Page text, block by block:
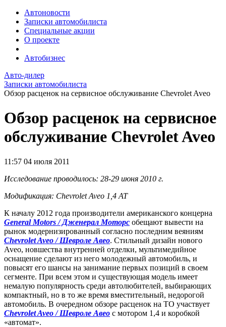
Автоновости
Записки автомобилиста
Специальные акции
О проекте
Автобизнес
Авто-дилер
Записки автомобилиста
Обзор расценок на сервисное обслуживание Chevrolet Aveo
Обзор расценок на сервисное
обслуживание Chevrolet Aveo
11:57 04 июля 2011
Исследование проводилось: 28-29 июня 2010 г.
Модификация: Chevrolet Aveo 1,4 AT
К началу 2012 года производители американского концерна
General Motors / Дженерал Моторс обещают вывести на
рынок модернизированный согласно последним веяниям
Chevrolet Aveo / Шевроле Авео. Стильный дизайн нового
Aveo, новшества внутренней отделки, мультимедийное
оснащение сделают из него молодежный автомобиль, и
повысят его шансы на занимание первых позиций в своем
сегменте. При всем этом и существующая модель имеет
немалую популярность среди автолюбителей, выбирающих
компактный, но в то же время вместительный, недорогой
автомобиль. В очередном обзоре расценок на ТО участвует
Chevrolet Aveo / Шевроле Авео с мотором 1,4 и коробкой
«автомат».